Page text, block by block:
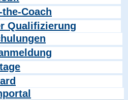
Coach
Qualifizierung